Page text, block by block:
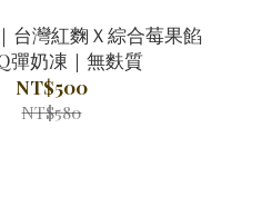
台灣紅麴Ｘ綜合莓果餡
彈奶凍｜無麩質
NT$500
NT$580